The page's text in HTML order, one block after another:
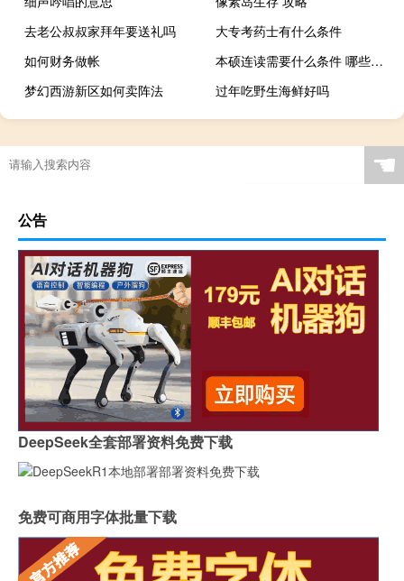
去老公叔叔家拜年要送礼吗
大专考药士有什么条件
如何财务做帐
本硕连读需要什么条件 哪些大学专业可以本硕连读
梦幻西游新区如何卖阵法
过年吃野生海鲜好吗
☚
公告
DeepSeek全套部署资料免费下载
免费可商用字体批量下载